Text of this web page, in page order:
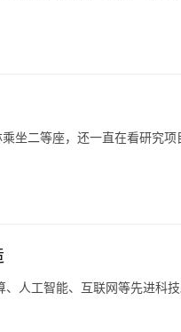
二等座，还一直在看研究项
人工智能、互联网等先进科